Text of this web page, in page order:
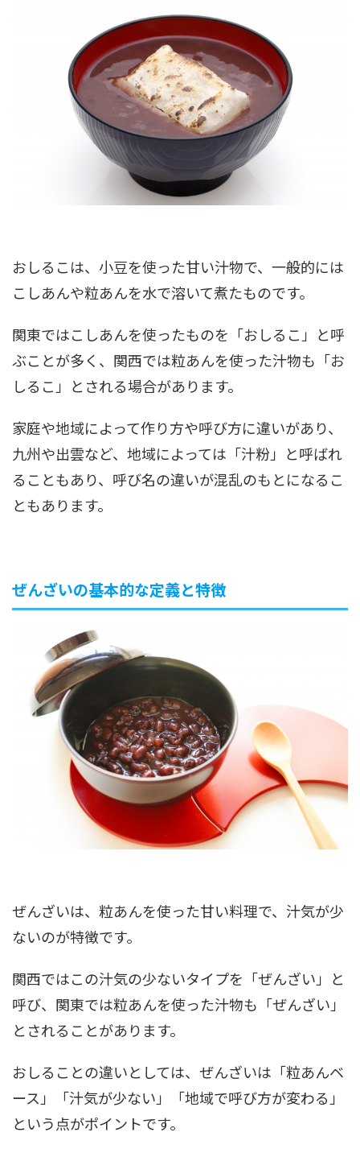
おしるこは、小豆を使った甘い汁物で、一般的には
こしあんや粒あんを水で溶いて煮たものです。
関東ではこしあんを使ったものを「おしるこ」と呼
ぶことが多く、関西では粒あんを使った汁物も「お
しるこ」とされる場合があります。
家庭や地域によって作り方や呼び方に違いがあり、
九州や出雲など、地域によっては「汁粉」と呼ばれ
ることもあり、呼び名の違いが混乱のもとになるこ
ともあります。
ぜんざいの基本的な定義と特徴
ぜんざいは、粒あんを使った甘い料理で、汁気が少
ないのが特徴です。
関西ではこの汁気の少ないタイプを「ぜんざい」と
呼び、関東では粒あんを使った汁物も「ぜんざい」
とされることがあります。
おしることの違いとしては、ぜんざいは「粒あんベ
ース」「汁気が少ない」「地域で呼び方が変わる」
という点がポイントです。